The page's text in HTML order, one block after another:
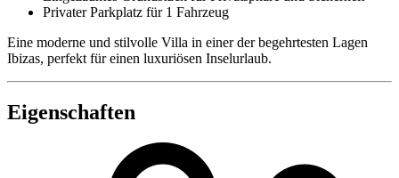
Privater Parkplatz für 1 Fahrzeug
Eine moderne und stilvolle Villa in einer der begehrtesten Lagen
Ibizas, perfekt für einen luxuriösen Inselurlaub.
Eigenschaften